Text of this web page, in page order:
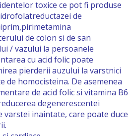
toxice ce pot fi produse
de
de colon si de san
/ vazului la persoanele
cu acid folic poate
pierderii auzului la varstnici
de homocisteina. De asemenea
de acid folic si vitamina B6
degenerescentei
varstei inaintate, care poate duce